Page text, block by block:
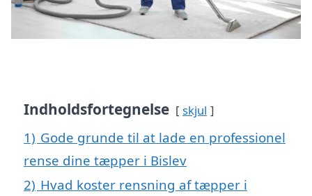
Indholdsfortegnelse skjul
1) Gode grunde til at lade en professionel
rense dine tæpper i Bislev
2) Hvad koster rensning af tæpper i